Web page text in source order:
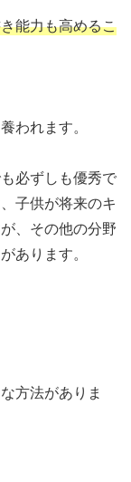
能力も高めるこ
われます。
必ずしも優秀で
子供が将来のキ
、その他の分野
あります。
方法がありま